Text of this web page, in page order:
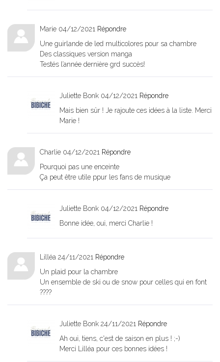
Marie 04/12/2021 Répondre
Une guirlande de led multicolores pour sa chambre
Des classiques version manga
Testés l’année dernière grd succès!
Juliette Bonk 04/12/2021 Répondre
Mais bien sûr ! Je rajoute ces idées à la liste. Merci
Marie !
Charlie 04/12/2021 Répondre
Pourquoi pas une enceinte
Ça peut être utile ppur les fans de musique
Juliette Bonk 04/12/2021 Répondre
Bonne idée, oui, merci Charlie !
Lilléa 24/11/2021 Répondre
Un plaid pour la chambre
Un ensemble de ski ou de snow pour celles qui en font
????
Juliette Bonk 24/11/2021 Répondre
Ah oui, tiens, c'est de saison en plus ! ;-)
Merci Lilléa pour ces bonnes idées !